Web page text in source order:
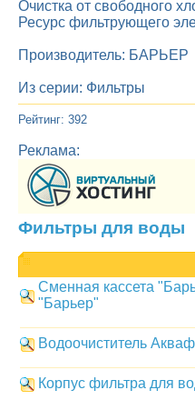
Очистка от свободного
Ресурс фильтрующего
Производитель: БАРЬЕР
Из серии: Фильтры
Рейтинг: 392
Реклама:
Фильтры для воды
Сменная кассета
"Барьер"
Водоочиститель
Корпус фильтра для